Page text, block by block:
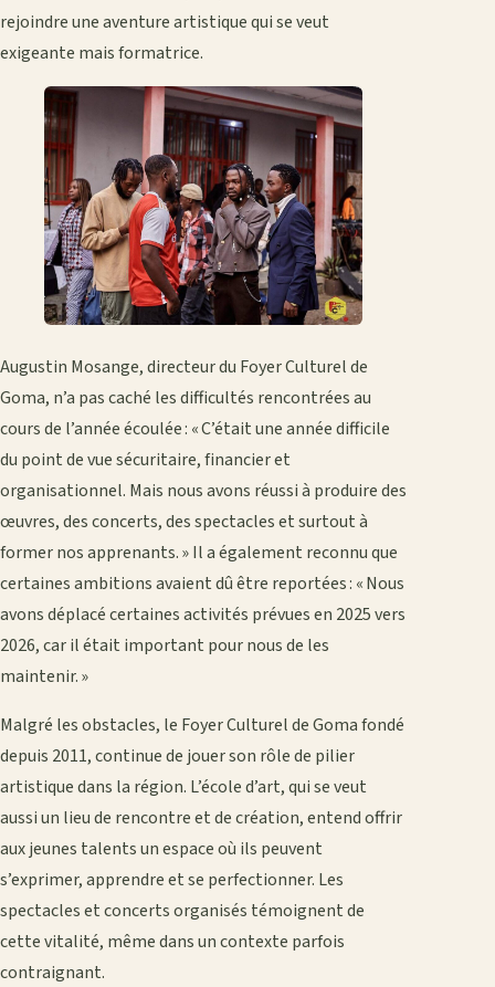
rejoindre une aventure artistique qui se veut
exigeante mais formatrice.
Augustin Mosange, directeur du Foyer Culturel de
Goma, n’a pas caché les difficultés rencontrées au
cours de l’année écoulée : « C’était une année difficile
du point de vue sécuritaire, financier et
organisationnel. Mais nous avons réussi à produire des
œuvres, des concerts, des spectacles et surtout à
former nos apprenants. » Il a également reconnu que
certaines ambitions avaient dû être reportées : « Nous
avons déplacé certaines activités prévues en 2025 vers
2026, car il était important pour nous de les
maintenir. »
Malgré les obstacles, le Foyer Culturel de Goma fondé
depuis 2011, continue de jouer son rôle de pilier
artistique dans la région. L’école d’art, qui se veut
aussi un lieu de rencontre et de création, entend offrir
aux jeunes talents un espace où ils peuvent
s’exprimer, apprendre et se perfectionner. Les
spectacles et concerts organisés témoignent de
cette vitalité, même dans un contexte parfois
contraignant.